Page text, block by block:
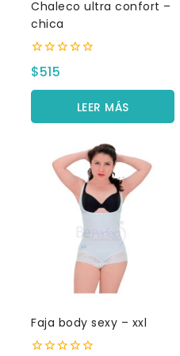
Chaleco ultra confort –
chica
0
fuera
de
$515
LEER MÁS
Faja body sexy – xxl